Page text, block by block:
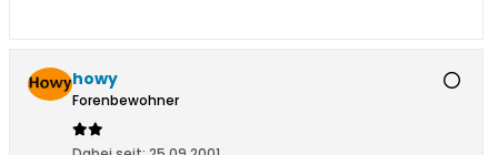
howy
Forenbewohner